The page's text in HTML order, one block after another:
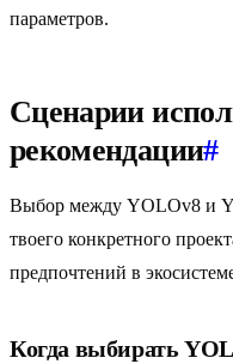
параметров.
Сценарии
рекомендации#
Выбор между YOLOv8 и
твоего конкретного
предпочтений в
Когда выбирать